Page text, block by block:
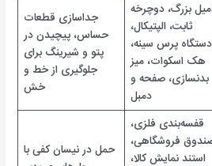
بزرگ، دوچرخه
ثابت، الپتیکال،
دستگاه پرس سینه،
هک اسکوات، میز
بدنسازی، صفحه و
دمبل
جداسازی قطعات
حساس، پیچیدن در
پتو و شیرینگ برای
جلوگیری از خط و
خش
قفسه‌بندی فلزی،
فروشگاهی،
استند نمایش کالا،
حمل در نیسان کفی با